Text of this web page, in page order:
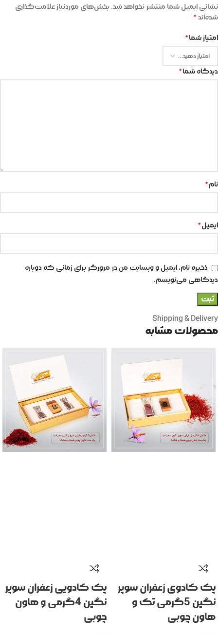
نشانی ایمیل شما منتشر نخواهد شد. بخش‌های موردنیاز علامت‌گذاری
شده‌اند*
امتیاز شما*
دیدگاه شما*
نام*
ایمیل*
ذخیره نام، ایمیل و وبسایت من در مرورگر برای زمانی که دوباره
دیدگاهی می‌نویسم.
Shipping & Delivery
محصولات مشابه
پک کادوی زعفران سوپر
نگین 5گرمی تک و
هاون چوبی
پک کادویی زعفران سوپر
نگین 4گرمی و هاون
چوبی